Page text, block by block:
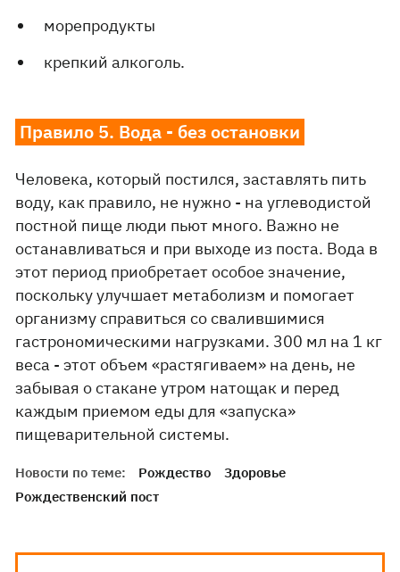
морепродукты
крепкий алкоголь.
Правило 5. Вода - без остановки
Человека, который постился, заставлять пить
воду, как правило, не нужно - на углеводистой
постной пище люди пьют много. Важно не
останавливаться и при выходе из поста. Вода в
этот период приобретает особое значение,
поскольку улучшает метаболизм и помогает
организму справиться со свалившимися
гастрономическими нагрузками. 300 мл на 1 кг
веса - этот объем «растягиваем» на день, не
забывая о стакане утром натощак и перед
каждым приемом еды для «запуска»
пищеварительной системы.
Новости по теме: Рождество
Здоровье
Рождественский пост